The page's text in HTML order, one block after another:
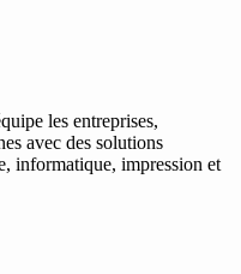
les entreprises,
avec des solutions
informatique, impression et